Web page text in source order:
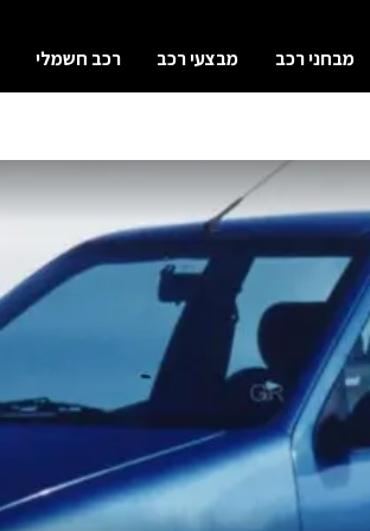
מבחני רכב מבצעי רכב רכב חשמלי